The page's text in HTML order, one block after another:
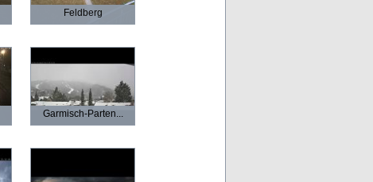
Feldberg
Garmisch-Parten...